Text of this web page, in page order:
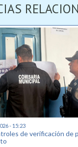
- 15:23
de verificación de